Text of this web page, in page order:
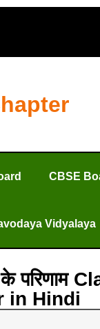
CBSE
Vidyalaya
के परिणाम
in Hindi